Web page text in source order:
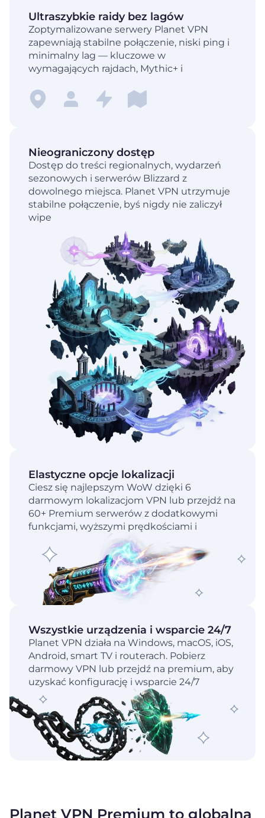
Ultraszybkie raidy bez lagów
Zoptymalizowane serwery Planet VPN
zapewniają stabilne połączenie, niski ping i
minimalny lag — kluczowe w
wymagających rajdach, Mythic+ i
Nieograniczony dostęp
Dostęp do treści regionalnych, wydarzeń
sezonowych i serwerów Blizzard z
dowolnego miejsca. Planet VPN utrzymuje
stabilne połączenie, byś nigdy nie zaliczył
wipe
Elastyczne opcje lokalizacji
Ciesz się najlepszym WoW dzięki 6
darmowym lokalizacjom VPN lub przejdź na
60+ Premium serwerów z dodatkowymi
funkcjami, wyższymi prędkościami i
Wszystkie urządzenia i wsparcie 24/7
Planet VPN działa na Windows, macOS, iOS,
Android, smart TV i routerach. Pobierz
darmowy VPN lub przejdź na premium, aby
uzyskać konfigurację i wsparcie 24/7
Planet VPN Premium to globalna